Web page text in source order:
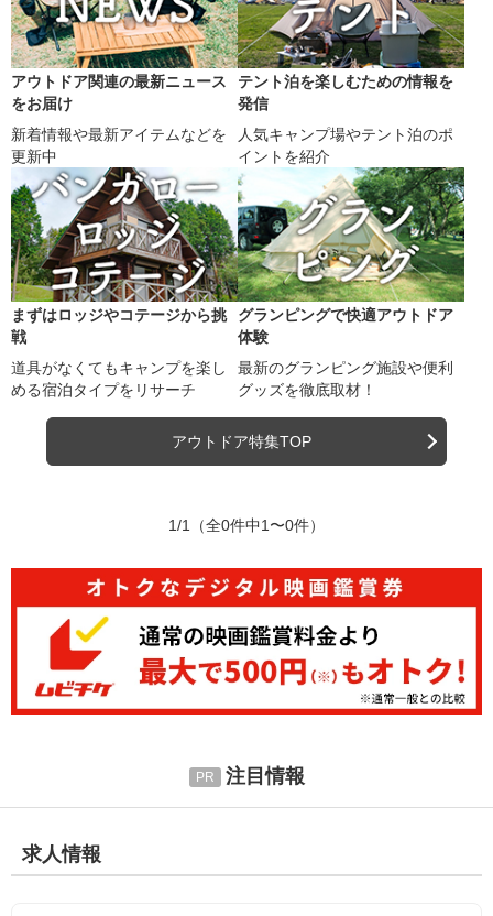
アウトドア関連の最新ニュース
をお届け
新着情報や最新アイテムなどを
更新中
テント泊を楽しむための情報を
発信
人気キャンプ場やテント泊のポ
イントを紹介
まずはロッジやコテージから挑
戦
道具がなくてもキャンプを楽し
める宿泊タイプをリサーチ
グランピングで快適アウトドア
体験
最新のグランピング施設や便利
グッズを徹底取材！
アウトドア特集TOP
1/1 （全0件中1〜0件）
注目情報
求人情報